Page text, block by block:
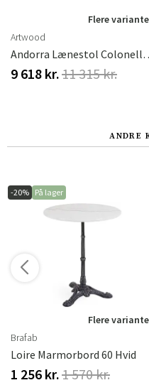
Flere
Artwood
Andorra
9 618 kr.11 315 kr.
ANDRE
-20% På lager
Flere
Brafab
Loire Marmorbord 60 Hvid
1 256 kr.1 570 kr.